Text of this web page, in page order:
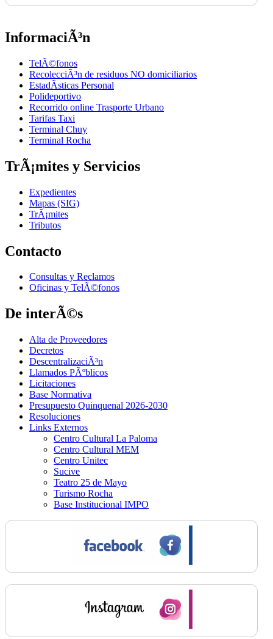
InformaciÃ³n
TelÃ©fonos
RecolecciÃ³n de residuos NO domiciliarios
EstadÃ­sticas Personal
Polideportivo
Recorrido online Trasporte Urbano
Tarifas Taxi
Terminal Chuy
Terminal Rocha
TrÃ¡mites y Servicios
Expedientes
Mapas (SIG)
TrÃ¡mites
Tributos
Contacto
Consultas y Reclamos
Oficinas y TelÃ©fonos
De interÃ©s
Alta de Proveedores
Decretos
DescentralizaciÃ³n
Llamados PÃºblicos
Licitaciones
Base Normativa
Presupuesto Quinquenal 2026-2030
Resoluciones
Links Externos
Centro Cultural La Paloma
Centro Cultural MEM
Centro Unitec
Sucive
Teatro 25 de Mayo
Turismo Rocha
Base Institucional IMPO